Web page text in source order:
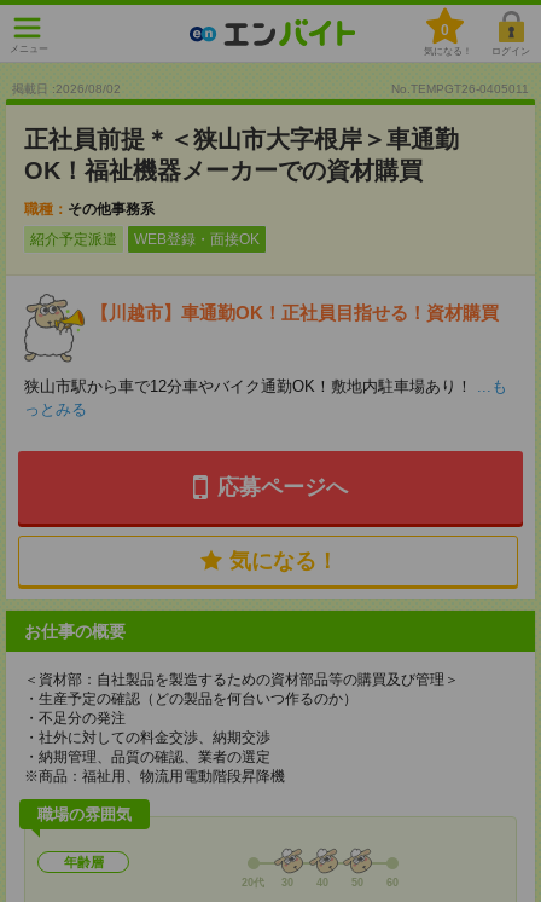
メニュー
0
気になる！ ログイン
掲載日 :2026/08/02 No.TEMPGT26-0405011
正社員前提＊＜狭山市大字根岸＞車通勤
OK！福祉機器メーカーでの資材購買
職種： その他事務系
紹介予定派遣
WEB登録・面接OK
【川越市】車通勤OK！正社員目指せる！資材購買
狭山市駅から車で12分車やバイク通勤OK！敷地内駐車場あり！
...も
っとみる
応募ページへ
気になる！
お仕事の概要
＜資材部：自社製品を製造するための資材部品等の購買及び管理＞
・生産予定の確認（どの製品を何台いつ作るのか）
・不足分の発注
・社外に対しての料金交渉、納期交渉
・納期管理、品質の確認、業者の選定
※商品：福祉用、物流用電動階段昇降機
職場の雰囲気
年齢層
20代 30 40 50 60